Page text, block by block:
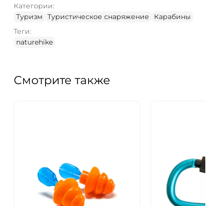
Категории:
Туризм
Туристическое снаряжение
Карабины
Теги:
naturehike
Смотрите также